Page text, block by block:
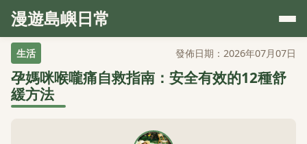
漫遊島嶼日常
生活 發佈日期：2026年07月07日
孕媽咪喉嚨痛自救指南：安全有效的12種舒
緩方法